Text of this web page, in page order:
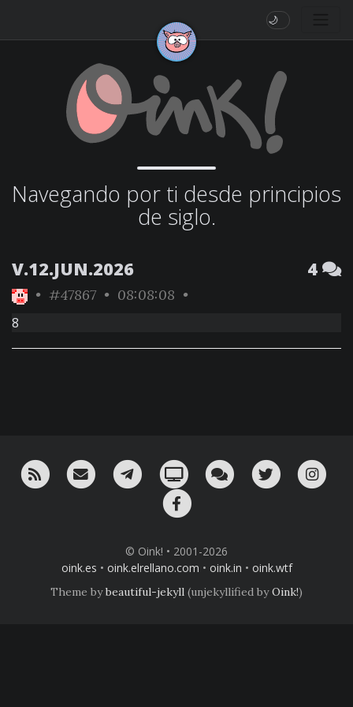
🌙
Navegando por ti desde principios
de siglo.
V.12.JUN.2026 4
• #47867 • 08:08:08 •
8
RSS ¡Mándame un email!¡Nuestro canal en Telegram!
Oink! TV Charla con nosotros
Twitter
© Oink! • 2001-2026
oink.es • oink.elrellano.com • oink.in • oink.wtf
Theme bybeautiful-jekyll (unjekyllified byOink!)